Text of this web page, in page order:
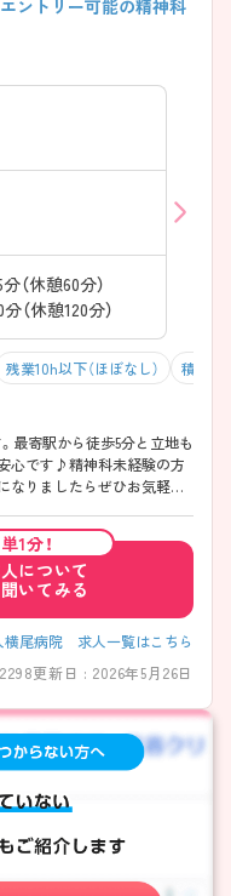
ントリー可能の精神科
（休憩60分）
（休憩120分）
残業10h以下（ほぼなし） 積極採
最寄駅から徒歩5分と立地も
心です♪精神科未経験の方
なりましたらぜひお気軽に
1分！
について
いてみる
横尾病院 求人一覧はこちら
更新日 : 2026年5月26日